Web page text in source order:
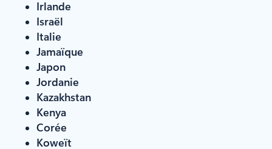
Irlande
Israël
Italie
Jamaïque
Japon
Jordanie
Kazakhstan
Kenya
Corée
Koweït